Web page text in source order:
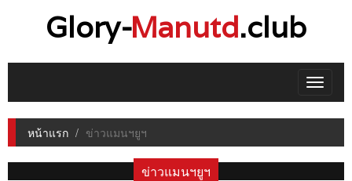
Glory-Manutd.club
Toggle
หน้าแรก ข่าวแมนฯยูฯ
ข่าวแมนฯยูฯ